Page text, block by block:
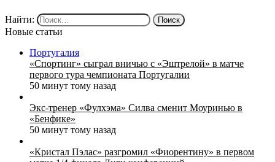
Найти:
Новые статьи
Португалия
«Спортинг» сыграл вничью с «Эштрелой» в матче
первого тура чемпионата Португалии
50 минут тому назад
Экс‑тренер «Фулхэма» Силва сменит Моуринью в
«Бенфике»
50 минут тому назад
«Кристал Пэлас» разгромил «Фиорентину» в первом